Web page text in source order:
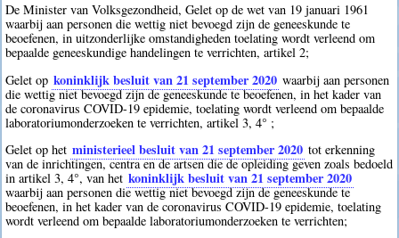
De Minister van Volksgezondheid, Gelet op de wet van 19 januari 1961
waarbij aan personen die wettig niet bevoegd zijn de geneeskunde te
beoefenen, in uitzonderlijke omstandigheden toelating wordt verleend om
bepaalde geneeskundige handelingen te verrichten, artikel 2;
Gelet op koninklijk besluit van 21 september 2020 waarbij aan personen
die wettig niet bevoegd zijn de geneeskunde te beoefenen, in het kader van
de coronavirus COVID-19 epidemie, toelating wordt verleend om bepaalde
laboratoriumonderzoeken te verrichten, artikel 3, 4° ;
Gelet op het ministerieel besluit van 21 september 2020 tot erkenning
van de inrichtingen, centra en de artsen die de opleiding geven zoals bedoeld
in artikel 3, 4°, van het koninklijk besluit van 21 september 2020
waarbij aan personen die wettig niet bevoegd zijn de geneeskunde te
beoefenen, in het kader van de coronavirus COVID-19 epidemie, toelating
wordt verleend om bepaalde laboratoriumonderzoeken te verrichten;